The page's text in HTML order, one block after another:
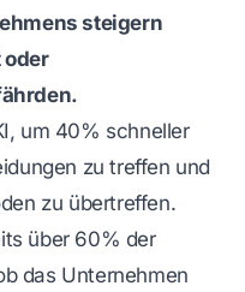
steigern
oder
um 40% schneller
zu treffen und
zu übertreffen.
über 60% der
das Unternehmen